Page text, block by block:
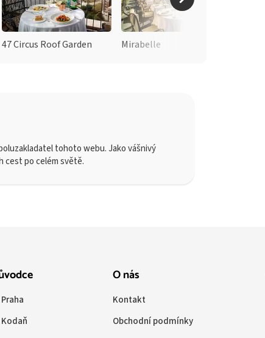
47 Circus Roof Garden Mirabelle
tohoto webu. Jako vášnivý
cest po celém světě.
O nás
Kontakt
Obchodní podmínky